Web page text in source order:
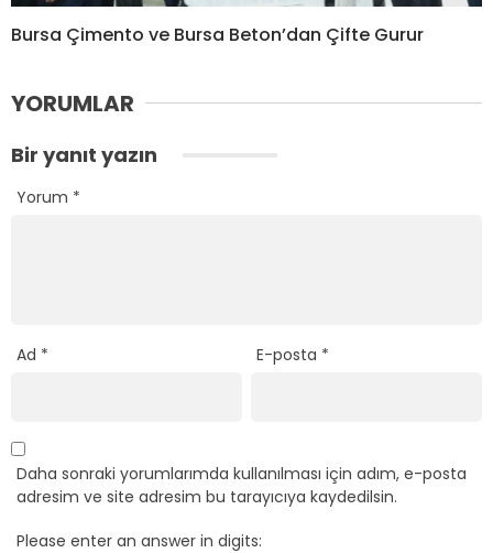
Bursa Çimento ve Bursa Beton’dan Çifte Gurur
YORUMLAR
Bir yanıt yazın
Yorum *
Ad * E-posta *
Daha sonraki yorumlarımda kullanılması için adım, e-posta
adresim ve site adresim bu tarayıcıya kaydedilsin.
Please enter an answer in digits: